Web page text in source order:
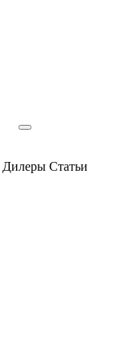
Дилеры Статьи